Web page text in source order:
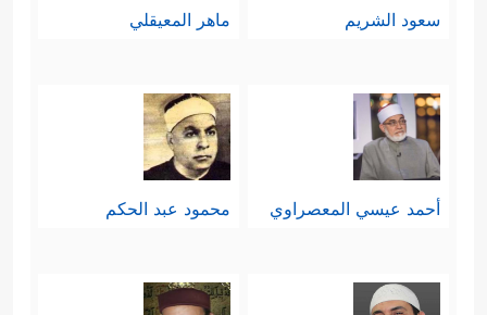
سعود الشريم ماهر المعيقلي
أحمد عيسي المعصراوي محمود عبد الحكم